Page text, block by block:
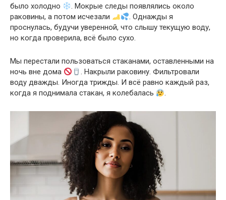
было холодно
. Мокрые следы появлялись около
раковины, а потом исчезали
. Однажды я
проснулась, будучи уверенной, что слышу текущую воду,
но когда проверила, всё было сухо.
Мы перестали пользоваться стаканами, оставленными на
ночь вне дома
. Накрыли раковину. Фильтровали
воду дважды. Иногда трижды. И всё равно каждый раз,
когда я поднимала стакан, я колебалась
.